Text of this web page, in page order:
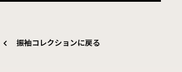
振袖コレクションに戻る